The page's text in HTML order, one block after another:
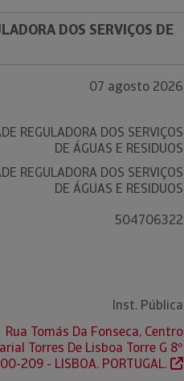
DOS SERVIÇOS DE
07 agosto 2026
REGULADORA DOS SERVIÇOS
DE ÁGUAS E RESIDUOS
REGULADORA DOS SERVIÇOS
DE ÁGUAS E RESIDUOS
504706322
Inst. Pública
Rua Tomás Da Fonseca, Centro
Torres De Lisboa Torre G 8º
209 - LISBOA. PORTUGAL.